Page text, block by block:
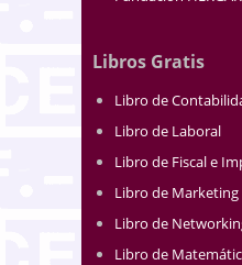
Libros Gratis
Libro de
Libro de Laboral
Libro de Fiscal e
Libro de Marketing
Libro de
Libro de